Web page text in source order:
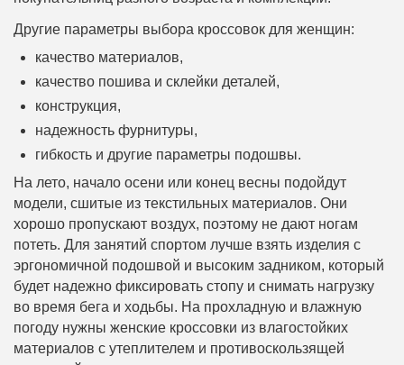
Другие параметры выбора кроссовок для женщин:
качество материалов,
качество пошива и склейки деталей,
конструкция,
надежность фурнитуры,
гибкость и другие параметры подошвы.
На лето, начало осени или конец весны подойдут
модели, сшитые из текстильных материалов. Они
хорошо пропускают воздух, поэтому не дают ногам
потеть. Для занятий спортом лучше взять изделия с
эргономичной подошвой и высоким задником, который
будет надежно фиксировать стопу и снимать нагрузку
во время бега и ходьбы. На прохладную и влажную
погоду нужны женские кроссовки из влагостойких
материалов с утеплителем и противоскользящей